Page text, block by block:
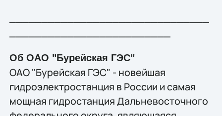
Об ОАО "Бурейская ГЭС"
ОАО "Бурейская ГЭС" - новейшая
гидроэлектростанция в России и самая
мощная гидростанция Дальневосточного